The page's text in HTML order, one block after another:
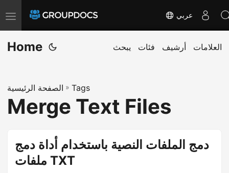
T
o
g
e
n
عربي
Home يبحث فئات أرشيف العلامات
الصفحة الرئيسية » Tags
Merge Text Files
دمج الملفات النصية باستخدام أداة دمج
ملفات TXT